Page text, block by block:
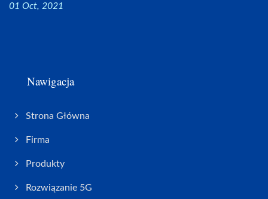
01 Oct, 2021
Nawigacja
Strona Główna
Firma
Produkty
Rozwiązanie 5G